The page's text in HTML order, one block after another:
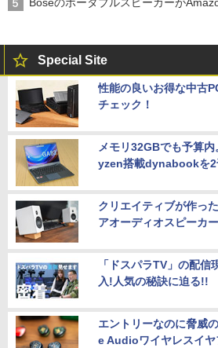
Special Site
性能の良いお得な中古
チェック！
メモリ32GBでも予算
yzen搭載dynabookを2
クリエイティブが作っ
アオーディオスピーカ
「ドスパラTV」の配信
入!人気の秘訣に迫る!!
エントリーなのに脅威
e Audioワイヤレスイ